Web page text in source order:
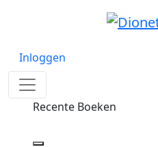
Inloggen
Recente Boeken